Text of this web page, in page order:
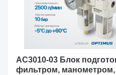
AC3010-03 Блок
фильтром,